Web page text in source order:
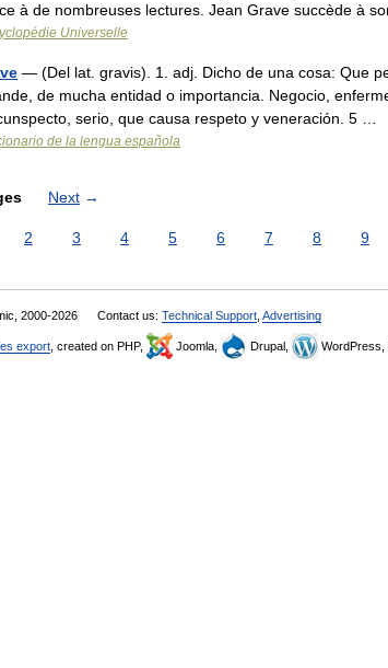
à de nombreuses lectures. Jean Grave succède à
Universelle
— (Del lat. gravis). 1. adj. Dicho de una cosa: Que
de mucha entidad o importancia. Negocio,
serio, que causa respeto y veneración. 5 …
de la lengua española
Next →
2 3 4 5 6 7 8 9
2000-2026 Contact us: Technical Support Advertising
export , created on PHP, Joomla, Drupal, WordPress,